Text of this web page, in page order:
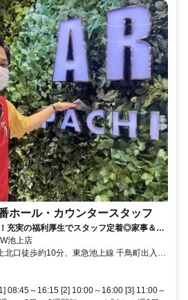
ホール・カウンタースタッフ
充実の福利厚生でスタッフ定着◎家事＆育
【店内禁煙案＆完全分煙】
池上店
北口徒歩約10分、東急池上線 千鳥町出入口
西馬込南口徒歩約15分
08:45～16:15 [2] 10:00～16:00 [3] 11:00～